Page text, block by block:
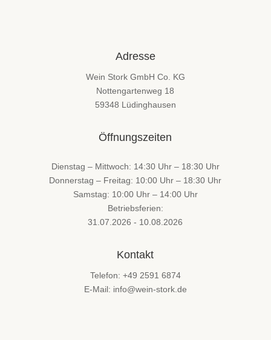
Adresse
Wein Stork GmbH Co. KG
Nottengartenweg 18
59348 Lüdinghausen
Öffnungszeiten
Dienstag – Mittwoch: 14:30 Uhr – 18:30 Uhr
Donnerstag – Freitag: 10:00 Uhr – 18:30 Uhr
Samstag: 10:00 Uhr – 14:00 Uhr
Betriebsferien:
31.07.2026 - 10.08.2026
Kontakt
Telefon: +49 2591 6874
E-Mail: info@wein-stork.de